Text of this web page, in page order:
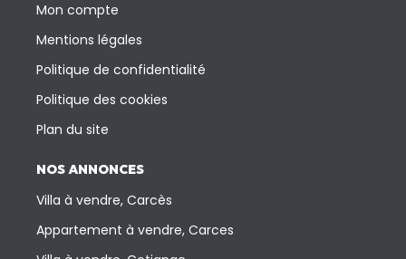
Mon compte
Mentions légales
Politique de confidentialité
Politique des cookies
Plan du site
NOS ANNONCES
Villa à vendre, Carcès
Appartement à vendre, Carces